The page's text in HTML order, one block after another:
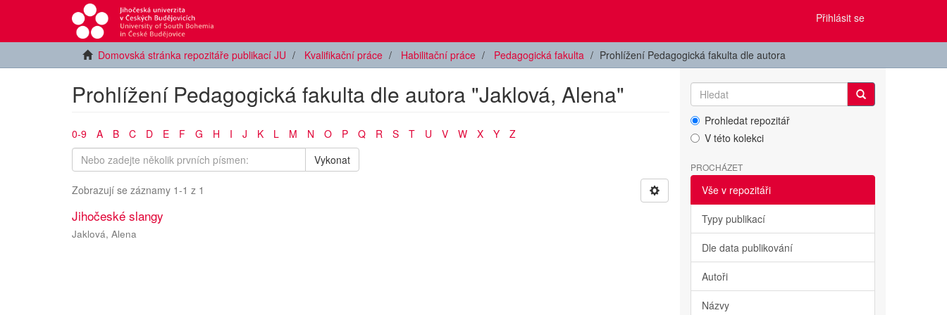
Přihlásit se
Domovská stránka repozitáře publikací JU Kvalifikační práce Habilitační práce Pedagogická fakulta Prohlížení Pedagogická fakulta dle autora
Prohlížení Pedagogická fakulta dle autora "Jaklová, Alena"
0-9 A B C D E F G H I J K L M N O P Q R S T U V W X Y
Z
Vykonat
Zobrazují se záznamy 1-1 z 1
Jihočeské slangy
Jaklová, Alena
Prohledat repozitář
V této kolekci
PROCHÁZET
Vše v repozitáři
Typy publikací
Dle data publikování
Autoři
Názvy